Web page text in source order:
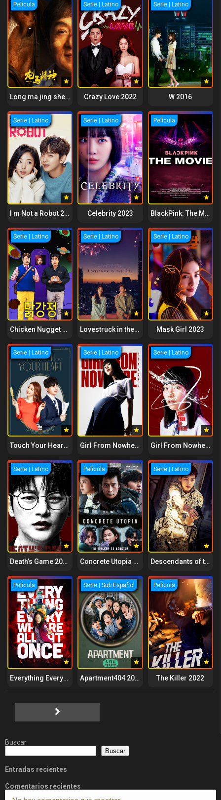
Película
Long ma jing shen 2023
Serie | Latino
Crazy Love 2022
Serie | Latino
W 2016
Serie | Latino
I m Not a Robot 2017
Serie | Latino
Celebrity 2023
Película
BlackPink: The Movie 2021
Serie | Latino
Chicken Nugget 2024
Serie | Latino
Lovestruck in the City 2020
Serie | Latino
Mask Girl 2023
Serie | Latino
Touch Your Heart 2019
Serie | Latino
Girl From Nowhere 2021
Serie | Latino
Girl From Nowhere 2018
Serie | Latino
Death’s Game 2023
Película
Concrete Utopia 2023
Serie | Latino
Descendants of the Sun 2016
Película
Everything Everywhere All at Once 2022
Serie | Sub Español
Apartment404 2024
Película
The Killer 2022
Buscar
Buscar
Entradas recientes
Comentarios recientes